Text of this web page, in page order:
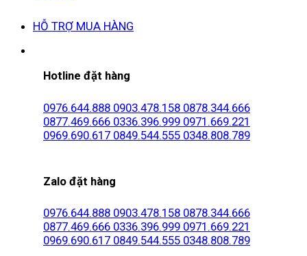
HỖ TRỢ MUA HÀNG
Hotline đặt hàng
0976.644.888 0903.478.158 0878.344.666
0877.469.666 0336.396.999 0971.669.221
0969.690.617 0849.544.555 0348.808.789
Zalo đặt hàng
0976.644.888 0903.478.158 0878.344.666
0877.469.666 0336.396.999 0971.669.221
0969.690.617 0849.544.555 0348.808.789